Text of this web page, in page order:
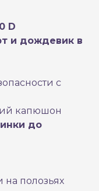
D
и дождевик в
с
капюшон
до
полозьях